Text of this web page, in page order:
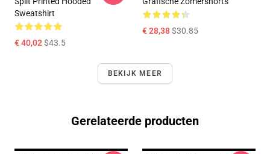
Sweatshirt
€ 40,02$43.5
€ 28,38$30.85
BEKIJK MEER
Gerelateerde producten